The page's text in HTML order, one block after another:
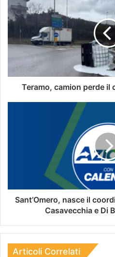
Teramo, camion perde il
Sant’Omero, nasce il
Casavecchia e Di
Articoli Correlati